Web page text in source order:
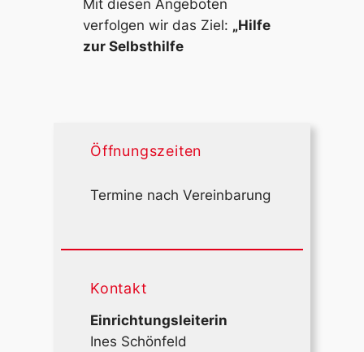
Mit diesen Angeboten
verfolgen wir das Ziel: „Hilfe
zur Selbsthilfe
Öffnungszeiten
Termine nach Vereinbarung
Kontakt
Einrichtungsleiterin
Ines Schönfeld